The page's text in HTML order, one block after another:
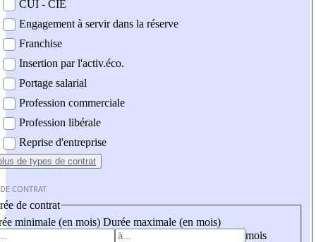
CUI - CIE
Engagement à servir dans la réserve
Franchise
Insertion par l'activ.éco.
Portage salarial
Profession commerciale
Profession libérale
Reprise d'entreprise
de types de contrat
CONTRAT
de contrat
minimale (en mois) Durée maximale (en mois)
mois